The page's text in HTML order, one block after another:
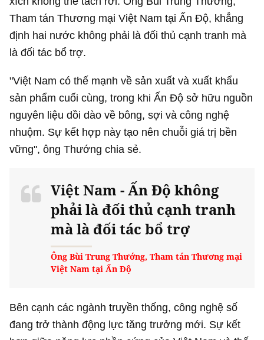
Tham tán Thương mại Việt Nam tại Ấn Độ, khẳng
định hai nước không phải là đối thủ cạnh tranh mà
là đối tác bổ trợ.
"Việt Nam có thế mạnh về sản xuất và xuất khẩu
sản phẩm cuối cùng, trong khi Ấn Độ sở hữu nguồn
nguyên liệu dồi dào về bông, sợi và công nghệ
nhuộm. Sự kết hợp này tạo nên chuỗi giá trị bền
vững", ông Thướng chia sẻ.
Việt Nam - Ấn Độ không
phải là đối thủ cạnh tranh
mà là đối tác bổ trợ
Ông Bùi Trung Thướng, Tham tán Thương mại
Việt Nam tại Ấn Độ
Bên cạnh các ngành truyền thống, công nghệ số
đang trở thành động lực tăng trưởng mới. Sự kết